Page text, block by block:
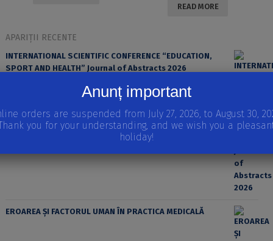
READ MORE
APARIȚII RECENTE
INTERNATIONAL SCIENTIFIC CONFERENCE “EDUCATION,
SPORT AND HEALTH” Journal of Abstracts 2026
EROAREA ȘI FACTORUL UMAN ÎN PRACTICA MEDICALĂ
Anunț important
orders are suspended from July 27, 2026, to August 30,
you for your understanding, and we wish you a
holiday!